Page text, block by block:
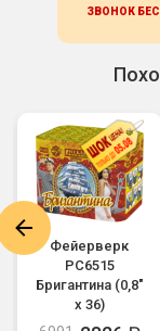
ЗВОНОК
Фейерверк
РС6515
Бригантина (0,8"
х 36)